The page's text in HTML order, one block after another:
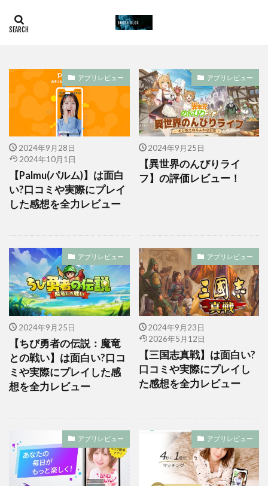
アプリレビュー
2024年9月28日
2024年10月1日
【Palmu(パルム)】は面白
い?口コミや実際にプレイ
した感想を全力レビュー
アプリレビュー
2024年9月25日
【異世界のんびりライ
フ】の評価レビュー！
アプリレビュー
2024年9月25日
【ちび勇者の伝説：魔竜
との戦い】は面白い?口コ
ミや実際にプレイした感
想を全力レビュー
アプリレビュー
2024年9月23日
2026年5月12日
【三国志真戦】は面白い?
口コミや実際にプレイし
た感想を全力レビュー
アプリレビュー アプリレビュー